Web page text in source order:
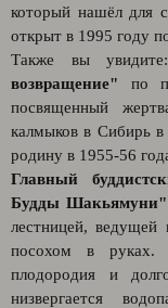
который нашёл для
открыт в 1995 году
Также вы
возвращение" по
посвященный
калмыков в Сибирь
родину в 1955-56
Главный
Будды Шакьямуни"
лестницей, ведущей
посохом в руках.
плодородия и
низвергается